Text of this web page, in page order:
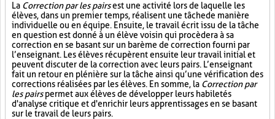
La Correction par les pairsest une activité lors de laquelle les
élèves, dans un premier temps, réalisent une tâche de manière
individuelle ou en équipe. Ensuite, le travail écrit issu de la tâche
en question est donné à un élève voisin qui procèdera à sa
correction en se basant sur un barème de correction fourni par
l’enseignant. Les élèves récupèrent ensuite leur travail initial et
peuvent discuter de la correction avec leurs pairs. L’enseignant
fait un retour en plénière sur la tâche ainsi qu’une vérification des
corrections réalisées par les élèves. En somme, la Correction par
les pairspermet aux élèves de développer leurs habiletés
d'analyse critique et d'enrichir leurs apprentissages en se basant
sur le travail de leurs pairs.